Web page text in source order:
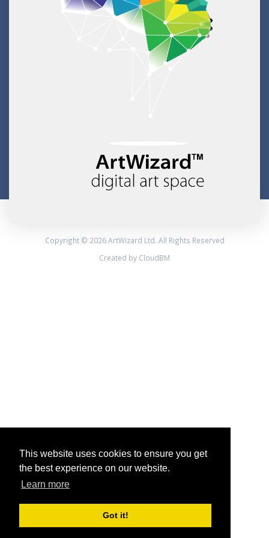
This website uses cookies to ensure you get
the best experience on our website.
Learn more
Got it!
Copyright © 2026 ArtWizard Ltd. All Rights Reserved
Created by CloudBM